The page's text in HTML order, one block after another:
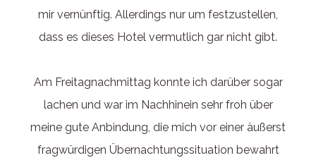
mir vernünftig. Allerdings nur um festzustellen,
dass es dieses Hotel vermutlich gar nicht gibt.
Am Freitagnachmittag konnte ich darüber sogar
lachen und war im Nachhinein sehr froh über
meine gute Anbindung, die mich vor einer äußerst
fragwürdigen Übernachtungssituation bewahrt